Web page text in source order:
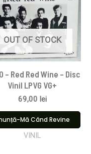
OUT OF STOCK
– Red Red Wine – Disc
Vinil LPVG VG+
69,00 lei
Mă Când Revine
VINIL